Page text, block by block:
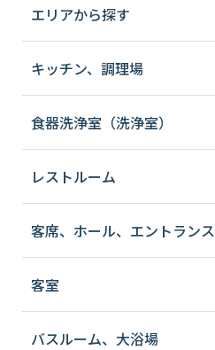
エリアから探す
キッチン、調理場
食器洗浄室（洗浄室）
レストルーム
客席、ホール、エントランス
客室
バスルーム、大浴場